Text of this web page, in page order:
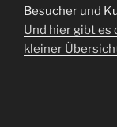
Besucher und
Und hier gibt es
kleiner